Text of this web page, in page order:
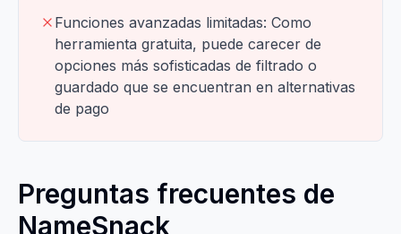
Funciones avanzadas limitadas: Como
herramienta gratuita, puede carecer de
opciones más sofisticadas de filtrado o
guardado que se encuentran en alternativas
de pago
Preguntas frecuentes de
NameSnack